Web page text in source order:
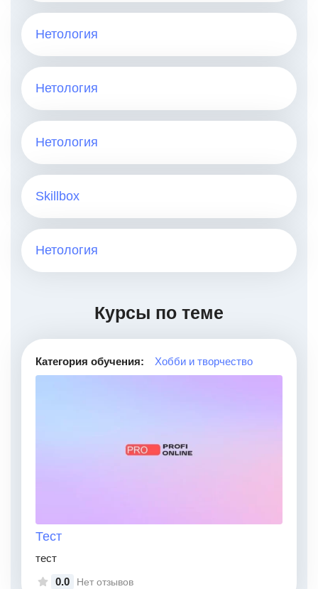
Нетология
Нетология
Нетология
Skillbox
Нетология
Курсы по теме
Категория обучения: Хобби и творчество
Тест
тест
0.0
Нет отзывов